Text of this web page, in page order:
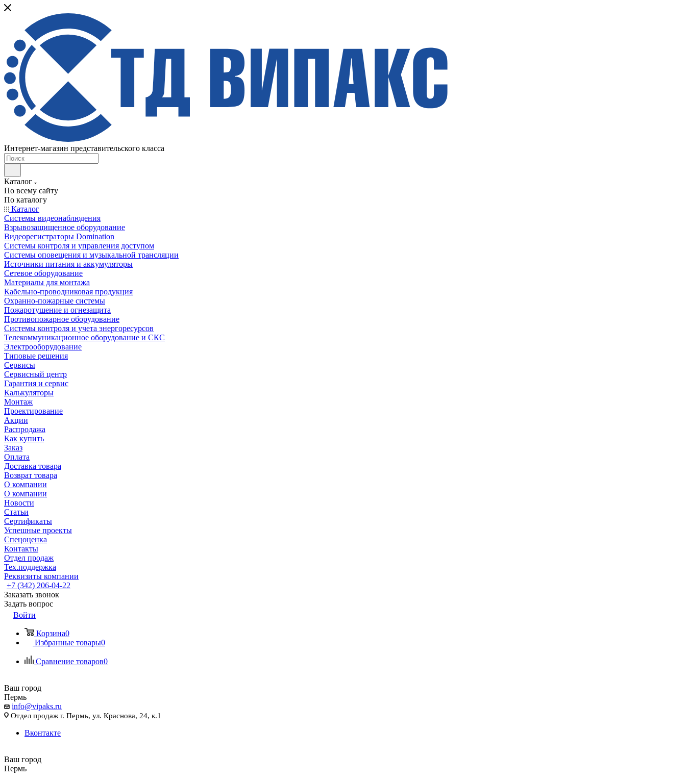
Интернет-магазин представительского класса
Каталог
По всему сайту
По каталогу
Каталог
Системы видеонаблюдения
Взрывозащищенное оборудование
Видеорегистраторы Domination
Системы контроля и управления доступом
Системы оповещения и музыкальной трансляции
Источники питания и аккумуляторы
Сетевое оборудование
Материалы для монтажа
Кабельно-проводниковая продукция
Охранно-пожарные системы
Пожаротушение и огнезащита
Противопожарное оборудование
Системы контроля и учета энергоресурсов
Телекоммуникационное оборудование и СКС
Электрооборудование
Типовые решения
Сервисы
Сервисный центр
Гарантия и сервис
Калькуляторы
Монтаж
Проектирование
Акции
Распродажа
Как купить
Заказ
Оплата
Доставка товара
Возврат товара
О компании
О компании
Новости
Статьи
Сертификаты
Успешные проекты
Спецоценка
Контакты
Отдел продаж
Тех.поддержка
Реквизиты компании
+7 (342) 206-04-22
Заказать звонок
Задать вопрос
Войти
Корзина0
Избранные товары0
Сравнение товаров0
Ваш город
Пермь
info@vipaks.ru
Отдел продаж г. Пермь, ул. Краснова, 24, к.1
Вконтакте
Ваш город
Пермь